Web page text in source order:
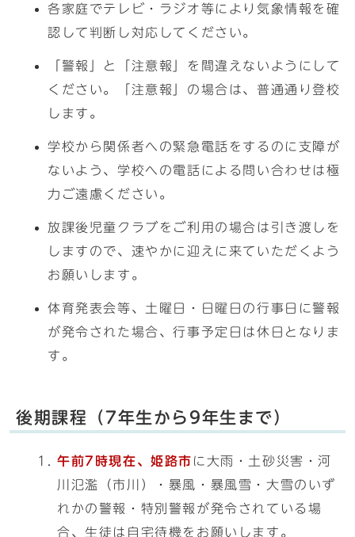
各家庭でテレビ・ラジオ等により気象情報を確
認して判断し対応してください。
「警報」と「注意報」を間違えないようにして
ください。「注意報」の場合は、普通通り登校
します。
学校から関係者への緊急電話をするのに支障が
ないよう、学校への電話による問い合わせは極
力ご遠慮ください。
放課後児童クラブをご利用の場合は引き渡しを
しますので、速やかに迎えに来ていただくよう
お願いします。
体育発表会等、土曜日・日曜日の行事日に警報
が発令された場合、行事予定日は休日となりま
す。
後期課程（7年生から9年生まで）
午前7時現在、姫路市 に大雨・土砂災害・河
川氾濫（市川）・暴風・暴風雪・大雪のいず
れかの警報・特別警報が発令されている場
合、生徒は自宅待機をお願いします。